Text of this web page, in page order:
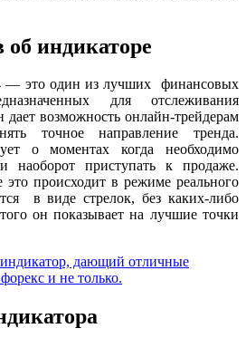
об индикаторе
— это один из лучших финансовых
для отслеживания
возможность онлайн-трейдерам
точное направление тренда.
о моментах когда необходимо
наоборот приступать к продаже.
это происходит в режиме реального
в виде стрелок, без каких-либо
он показывает на лучшие точки